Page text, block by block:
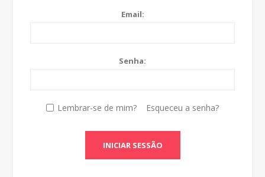
Email:
Senha:
Lembrar-se de mim? Esqueceu a senha?
INICIAR SESSÃO